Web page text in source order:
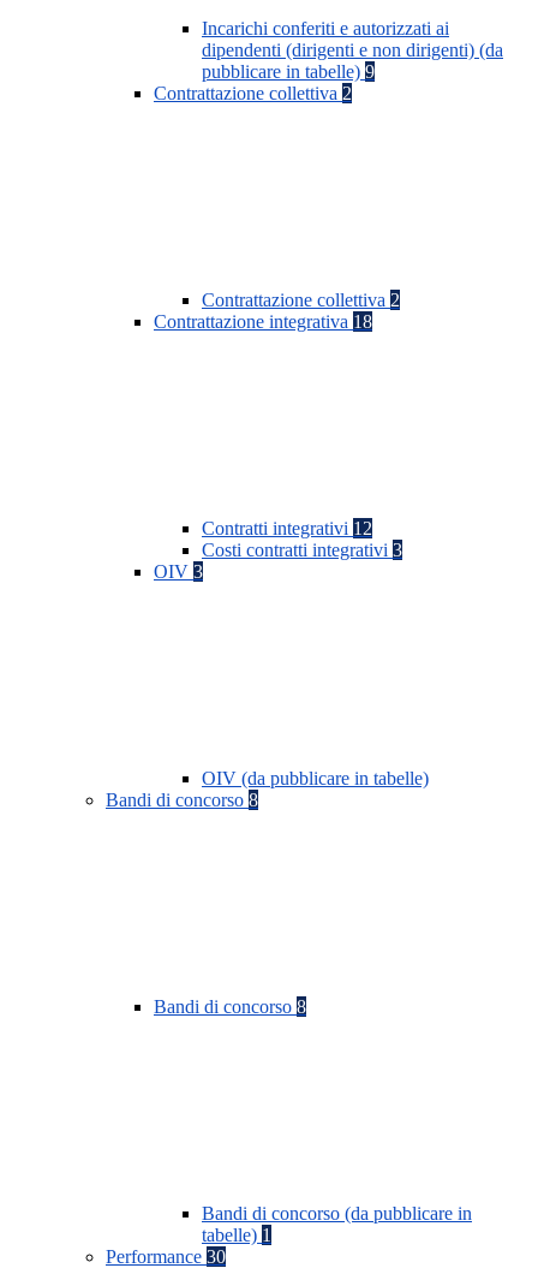
Incarichi conferiti e autorizzati ai
dipendenti (dirigenti e non dirigenti) (da
pubblicare in tabelle) 9
Contrattazione collettiva 2
Contrattazione collettiva 2
Contrattazione integrativa 18
Contratti integrativi 12
Costi contratti integrativi 3
OIV 3
OIV (da pubblicare in tabelle)
Bandi di concorso 8
Bandi di concorso 8
Bandi di concorso (da pubblicare in
tabelle) 1
Performance 30